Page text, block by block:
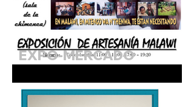
EXPO-MERCADO
Agosto 2026 (Sala de la